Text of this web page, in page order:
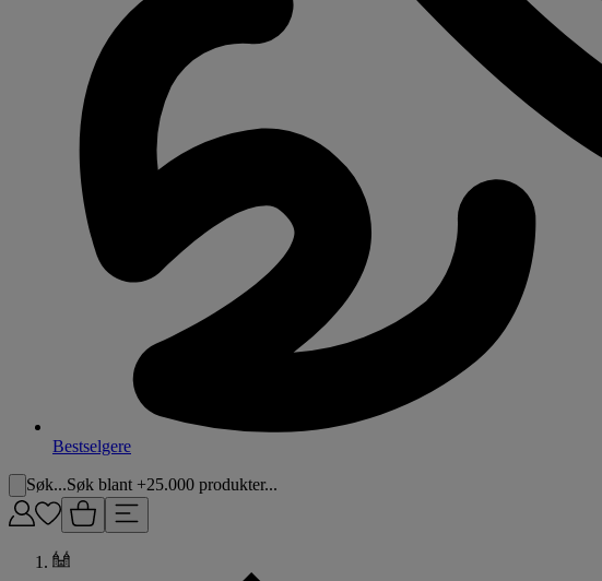
Bestselgere
Søk...Søk blant +25.000 produkter...